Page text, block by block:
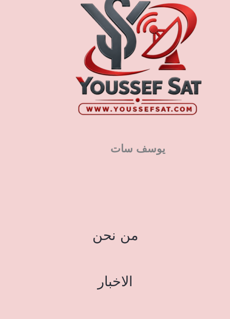
يوسف سات
من نحن
الاخبار